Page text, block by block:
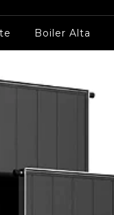
Boiler Alta